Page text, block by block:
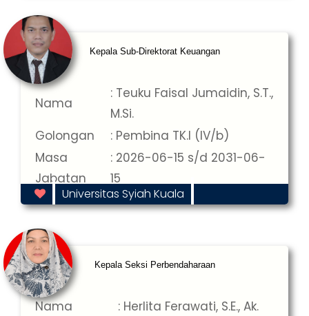
Kepala Sub-Direktorat Keuangan
Nama
: Teuku Faisal Jumaidin, S.T.,
M.Si.
Golongan
: Pembina TK.I (IV/b)
Masa
Jabatan
: 2026-06-15 s/d 2031-06-
15
Universitas Syiah Kuala
Kepala Seksi Perbendaharaan
Nama
: Herlita Ferawati, S.E., Ak.